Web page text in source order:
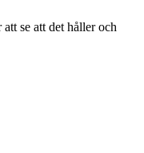
se att det håller och